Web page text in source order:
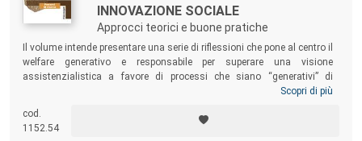
INNOVAZIONE SOCIALE
Approcci teorici e buone pratiche
Il volume intende presentare una serie di riflessioni che pone al centro il
welfare generativo e responsabile per superare una visione
assistenzialistica a favore di processi che siano “generativi” di
capacità e risorse personali e comunitarie. Obiettivo del libro è quello di
responsabile e generativo, le capacità e le risorse delle persone,
investendo anche sulla reciprocità e sulle potenzialità del territorio.
Scopri di più
cod.
1152.54